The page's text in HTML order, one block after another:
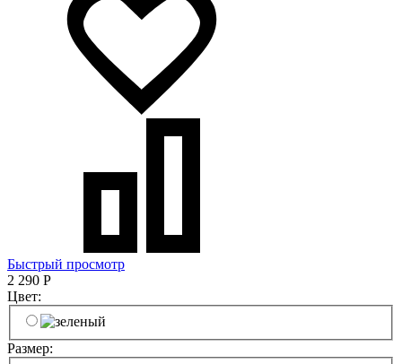
Быстрый просмотр
2 290 Р
Цвет:
Размер: